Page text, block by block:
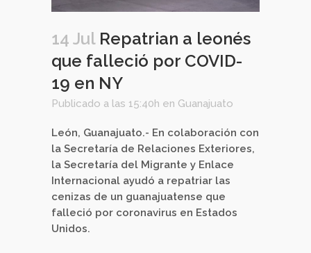
14 JulRepatrian a leonés
que falleció por COVID-
19 en NY
Publicado a las 15:40h en Guanajuato
León, Guanajuato.- En colaboración con
la Secretaría de Relaciones Exteriores,
la Secretaría del Migrante y Enlace
Internacional ayudó a repatriar las
cenizas de un guanajuatense que
falleció por coronavirus en Estados
Unidos.